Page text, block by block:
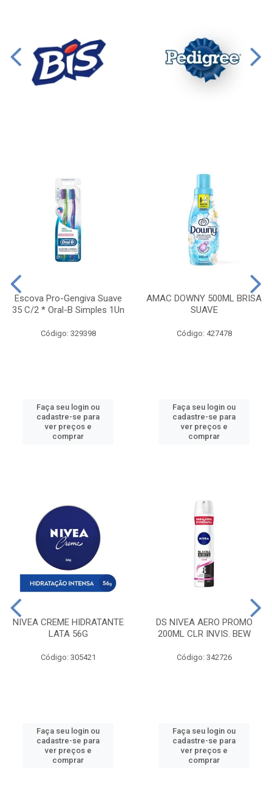
Escova Pro-Gengiva Suave
35 C/2 * Oral-B Simples 1Un
Código: 329398
Faça seu login ou
cadastre-se para
ver preços e
comprar
AMAC DOWNY 500ML BRISA
SUAVE
Código: 427478
Faça seu login ou
cadastre-se para
ver preços e
comprar
NIVEA CREME HIDRATANTE
LATA 56G
Código: 305421
Faça seu login ou
cadastre-se para
ver preços e
comprar
DS NIVEA AERO PROMO
200ML CLR INVIS. BEW
Código: 342726
Faça seu login ou
cadastre-se para
ver preços e
comprar